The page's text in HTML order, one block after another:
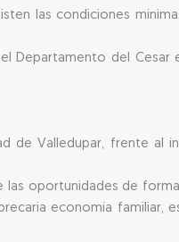
las condiciones
Departamento del Cesar
de Valledupar, frente al
oportunidades de
economía familiar,